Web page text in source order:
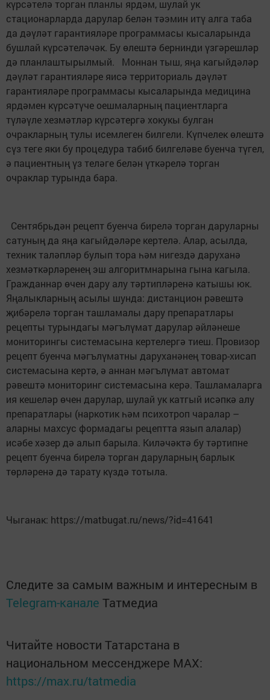
күрсәтелә торган планлы ярдәм, шулай ук
стационарларда дарулар белән тәэмин итү алга таба
да дәүләт гарантияләре программасы кысаларында
бушлай күрсәтеләчәк. Бу өлештә бернинди үзгәрешләр
дә планлаштырылмый. Моннан тыш, яңа кагыйдәләр
дәүләт гарантияләре яисә территориаль дәүләт
гарантияләре программасы кысаларында медицина
ярдәмен күрсәтүче оешмаларның пациентларга
түләүле хезмәтләр күрсәтергә хокукы булган
очракларның тулы исемлеген билгели. Күпчелек өлештә
сүз теге яки бу процедура табиб билгеләве буенча түгел,
ә пациентның үз теләге белән үткәрелә торган
очраклар турында бара.
Сентябрьдән рецепт буенча бирелә торган даруларны
сатуның да яңа кагыйдәләре кертелә. Алар, асылда,
техник таләпләр булып тора һәм нигездә даруханә
хезмәткәрләренең эш алгоритмнарына гына кагыла.
Гражданнар өчен дару алу тәртипләренә катышы юк.
Яңалыкларның асылы шунда: дистанцион рәвештә
җибәрелә торган ташламалы дару препаратлары
рецепты турындагы мәгълүмат дарулар әйләнеше
мониторингы системасына кертелергә тиеш. Провизор
рецепт буенча мәгълүматны даруханәнең товар-хисап
системасына кертә, ә аннан мәгълүмат автомат
рәвештә мониторинг системасына керә. Ташламаларга
ия кешеләр өчен дарулар, шулай ук катгый исәпкә алу
препаратлары (наркотик һәм психотроп чаралар –
аларны махсус формадагы рецептта язып алалар)
исәбе хәзер дә алып барыла. Киләчәктә бу тәртипне
рецепт буенча бирелә торган даруларның барлык
төрләренә дә тарату күздә тотыла.
Чыганак: https://matbugat.ru/news/?id=41641
Следите за самым важным и интересным в
Telegram-канале Татмедиа
Читайте новости Татарстана в
национальном мессенджере MАХ:
https://max.ru/tatmedia